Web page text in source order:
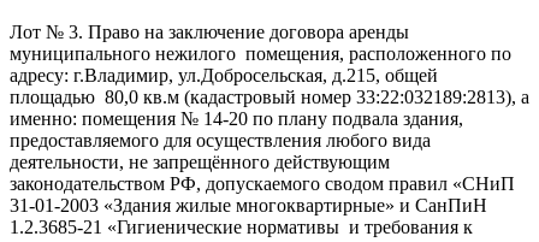
Лот № 3. Право на заключение договора аренды
муниципального нежилого помещения, расположенного по
адресу: г.Владимир, ул.Добросельская, д.215, общей
площадью 80,0 кв.м (кадастровый номер 33:22:032189:2813), а
именно: помещения № 14-20 по плану подвала здания,
предоставляемого для осуществления любого вида
деятельности, не запрещённого действующим
законодательством РФ, допускаемого сводом правил «СНиП
31-01-2003 «Здания жилые многоквартирные» и СанПиН
1.2.3685-21 «Гигиенические нормативы и требования к